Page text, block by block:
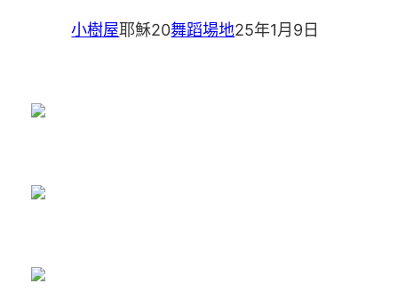
小樹屋耶穌20舞蹈場地25年1月9日